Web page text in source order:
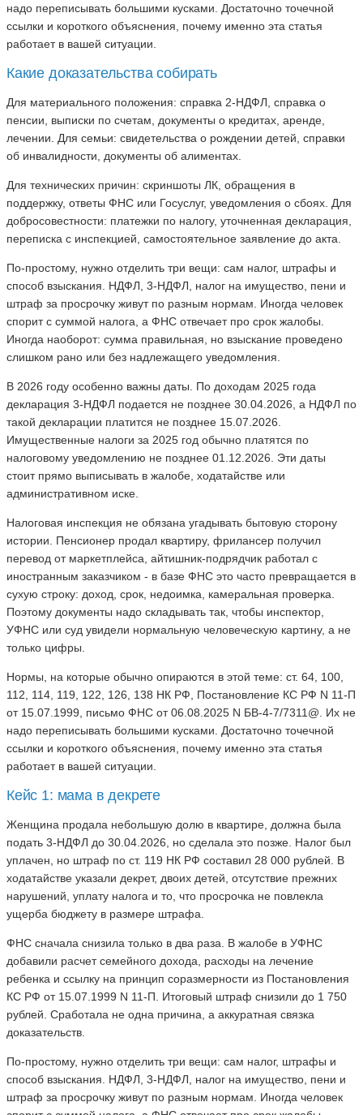
надо переписывать большими кусками. Достаточно точечной
ссылки и короткого объяснения, почему именно эта статья
работает в вашей ситуации.
Какие доказательства собирать
Для материального положения: справка 2-НДФЛ, справка о
пенсии, выписки по счетам, документы о кредитах, аренде,
лечении. Для семьи: свидетельства о рождении детей, справки
об инвалидности, документы об алиментах.
Для технических причин: скриншоты ЛК, обращения в
поддержку, ответы ФНС или Госуслуг, уведомления о сбоях. Для
добросовестности: платежки по налогу, уточненная декларация,
переписка с инспекцией, самостоятельное заявление до акта.
По-простому, нужно отделить три вещи: сам налог, штрафы и
способ взыскания. НДФЛ, 3-НДФЛ, налог на имущество, пени и
штраф за просрочку живут по разным нормам. Иногда человек
спорит с суммой налога, а ФНС отвечает про срок жалобы.
Иногда наоборот: сумма правильная, но взыскание проведено
слишком рано или без надлежащего уведомления.
В 2026 году особенно важны даты. По доходам 2025 года
декларация 3-НДФЛ подается не позднее 30.04.2026, а НДФЛ по
такой декларации платится не позднее 15.07.2026.
Имущественные налоги за 2025 год обычно платятся по
налоговому уведомлению не позднее 01.12.2026. Эти даты
стоит прямо выписывать в жалобе, ходатайстве или
административном иске.
Налоговая инспекция не обязана угадывать бытовую сторону
истории. Пенсионер продал квартиру, фрилансер получил
перевод от маркетплейса, айтишник-подрядчик работал с
иностранным заказчиком - в базе ФНС это часто превращается в
сухую строку: доход, срок, недоимка, камеральная проверка.
Поэтому документы надо складывать так, чтобы инспектор,
УФНС или суд увидели нормальную человеческую картину, а не
только цифры.
Нормы, на которые обычно опираются в этой теме: ст. 64, 100,
112, 114, 119, 122, 126, 138 НК РФ, Постановление КС РФ N 11-П
от 15.07.1999, письмо ФНС от 06.08.2025 N БВ-4-7/7311@. Их не
надо переписывать большими кусками. Достаточно точечной
ссылки и короткого объяснения, почему именно эта статья
работает в вашей ситуации.
Кейс 1: мама в декрете
Женщина продала небольшую долю в квартире, должна была
подать 3-НДФЛ до 30.04.2026, но сделала это позже. Налог был
уплачен, но штраф по ст. 119 НК РФ составил 28 000 рублей. В
ходатайстве указали декрет, двоих детей, отсутствие прежних
нарушений, уплату налога и то, что просрочка не повлекла
ущерба бюджету в размере штрафа.
ФНС сначала снизила только в два раза. В жалобе в УФНС
добавили расчет семейного дохода, расходы на лечение
ребенка и ссылку на принцип соразмерности из Постановления
КС РФ от 15.07.1999 N 11-П. Итоговый штраф снизили до 1 750
рублей. Сработала не одна причина, а аккуратная связка
доказательств.
По-простому, нужно отделить три вещи: сам налог, штрафы и
способ взыскания. НДФЛ, 3-НДФЛ, налог на имущество, пени и
штраф за просрочку живут по разным нормам. Иногда человек